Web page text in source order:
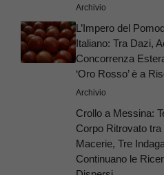
Archivio
L’Impero del
Italiano: Tra Dazi,
Concorrenza
‘Oro Rosso’ è a
Archivio
Crollo a Messina:
Corpo Ritrovato tra
Macerie, Tre
Continuano le